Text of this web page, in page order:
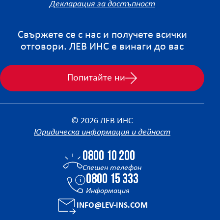
Декларация за достъпност
Свържете се с нас и получете всички
отговори. ЛЕВ ИНС е винаги до вас
Попитайте ни
© 2026 ЛЕВ ИНС
Юридическа информация и дейност
0800 10 200
Спешен телефон
0800 15 333
Информация
INFO@LEV-INS.COM